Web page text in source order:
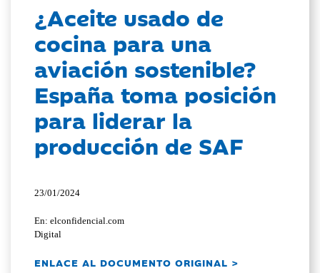
¿Aceite usado de
cocina para una
aviación sostenible?
España toma posición
para liderar la
producción de SAF
23/01/2024
En: elconfidencial.com
Digital
ENLACE AL DOCUMENTO ORIGINAL >